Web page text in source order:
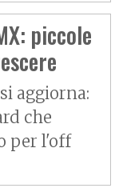
piccole
aggiorna:
che
per l'off